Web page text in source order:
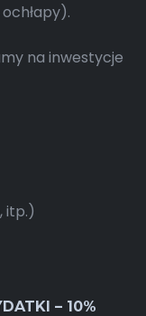
na inwestycje
itp.)
– 10%